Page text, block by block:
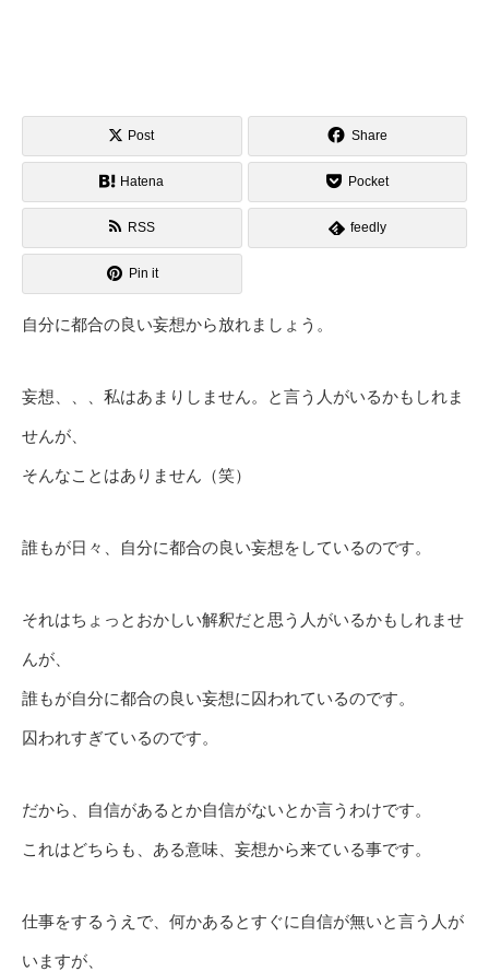
Post Share
Hatena Pocket
RSS feedly
Pin it
自分に都合の良い妄想から放れましょう。
妄想、、、私はあまりしません。と言う人がいるかもしれま
せんが、
そんなことはありません（笑）
誰もが日々、自分に都合の良い妄想をしているのです。
それはちょっとおかしい解釈だと思う人がいるかもしれませ
んが、
誰もが自分に都合の良い妄想に囚われているのです。
囚われすぎているのです。
だから、自信があるとか自信がないとか言うわけです。
これはどちらも、ある意味、妄想から来ている事です。
仕事をするうえで、何かあるとすぐに自信が無いと言う人が
いますが、